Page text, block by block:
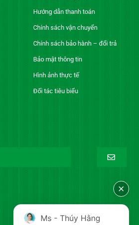
Hướng dẫn thanh toán
Chính sách vận chuyển
Chính sách bảo hành – đổi trả
Bảo mật thông tin
Hình ảnh thực tế
Đối tác tiêu biểu
Ms - Thúy Hằng